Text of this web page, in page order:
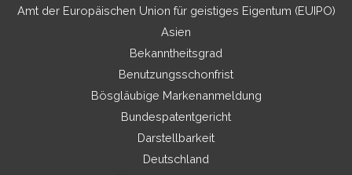
Amt der Europäischen Union für geistiges Eigentum (EUIPO)
Asien
Bekanntheitsgrad
Benutzungsschonfrist
Bösgläubige Markenanmeldung
Bundespatentgericht
Darstellbarkeit
Deutschland